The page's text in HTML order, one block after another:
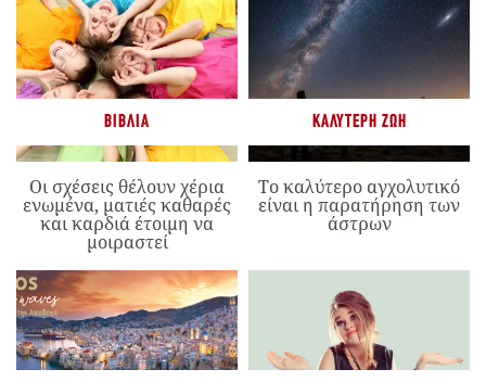
ΒΙΒΛΊΑ
Οι σχέσεις θέλουν χέρια
ενωμένα, ματιές καθαρές
και καρδιά έτοιμη να
μοιραστεί
ΚΑΛΎΤΕΡΗ ΖΩΉ
Το καλύτερο αγχολυτικό
είναι η παρατήρηση των
άστρων